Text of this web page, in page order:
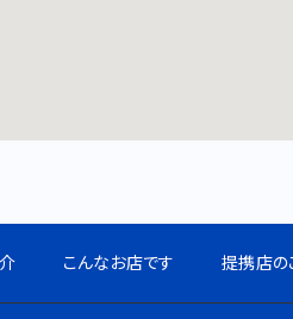
こんなお店です 提携店の